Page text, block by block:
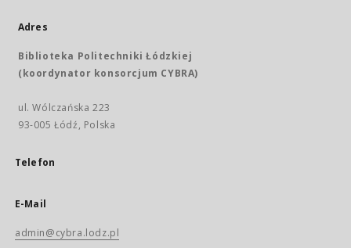
Adres
Biblioteka Politechniki Łódzkiej
(koordynator konsorcjum CYBRA)
ul. Wólczańska 223
93-005 Łódź, Polska
Telefon
E-Mail
admin@cybra.lodz.pl